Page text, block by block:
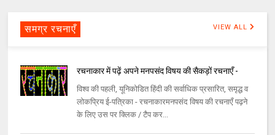
समग्र रचनाएँ VIEW ALL
रचनाकार में पढ़ें अपने मनपसंद विषय की सैकड़ों रचनाएँ -
विश्व की पहली, यूनिकोडित हिंदी की सर्वाधिक प्रसारित, समृद्ध व
लोकप्रिय ई-पत्रिका - रचनाकारमनपसंद विषय की रचनाएँ पढ़ने
के लिए उस पर क्लिक / टैप कर...